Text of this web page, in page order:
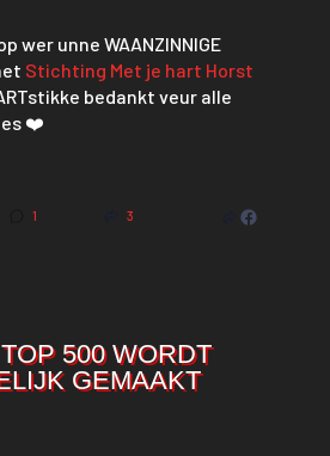
wer unne WAANZINNIGE
Stichting Met je hart Horst
bedankt veur alle
❤️
1 3
500 WORDT
GEMAAKT